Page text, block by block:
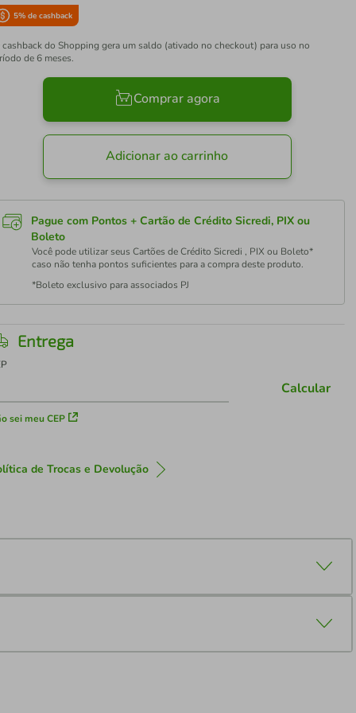
5% de cashback
cashback do Shopping gera um saldo (ativado no checkout) para uso no
de 6 meses.
Comprar agora
Adicionar ao carrinho
Pague com Pontos + Cartão de Crédito Sicredi, PIX ou
Boleto
Você pode utilizar seus Cartões de Crédito Sicredi , PIX ou Boleto*
caso não tenha pontos suficientes para a compra deste produto.
*Boleto exclusivo para associados PJ
Entrega
sei meu CEP
Calcular
de Trocas e Devolução